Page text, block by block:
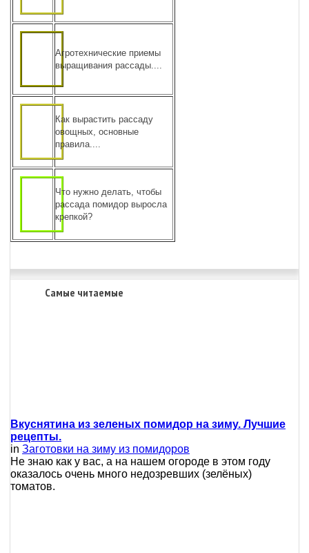
Агротехнические приемы
выращивания рассады....
Как вырастить рассаду
овощных, основные
правила....
Что нужно делать, чтобы
рассада помидор выросла
крепкой?
Самые читаемые
Вкуснятина из зеленых помидор на зиму. Лучшие
рецепты.
in Заготовки на зиму из помидоров
Не знаю как у вас, а на нашем огороде в этом году
оказалось очень много недозревших (зелёных)
томатов.